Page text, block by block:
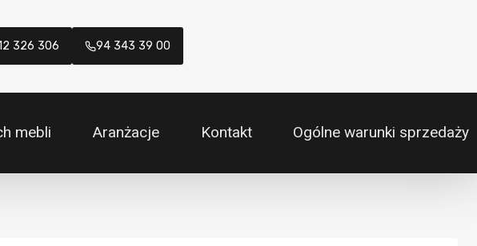
326 306 94 343 39 00
mebli Aranżacje Kontakt Ogólne warunki sprzedaży